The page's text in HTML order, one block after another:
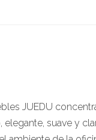
JUEDU
suave y